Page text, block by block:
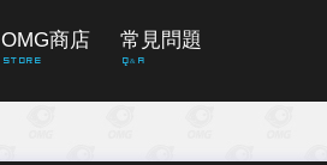
OMG商店
Store
常見問題
Q&A